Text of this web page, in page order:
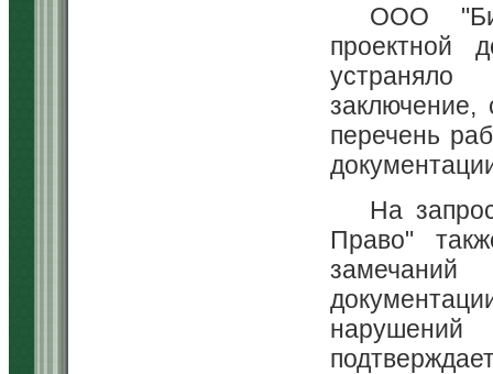
ООО
проектной
заключение,
перечень
На
Право"